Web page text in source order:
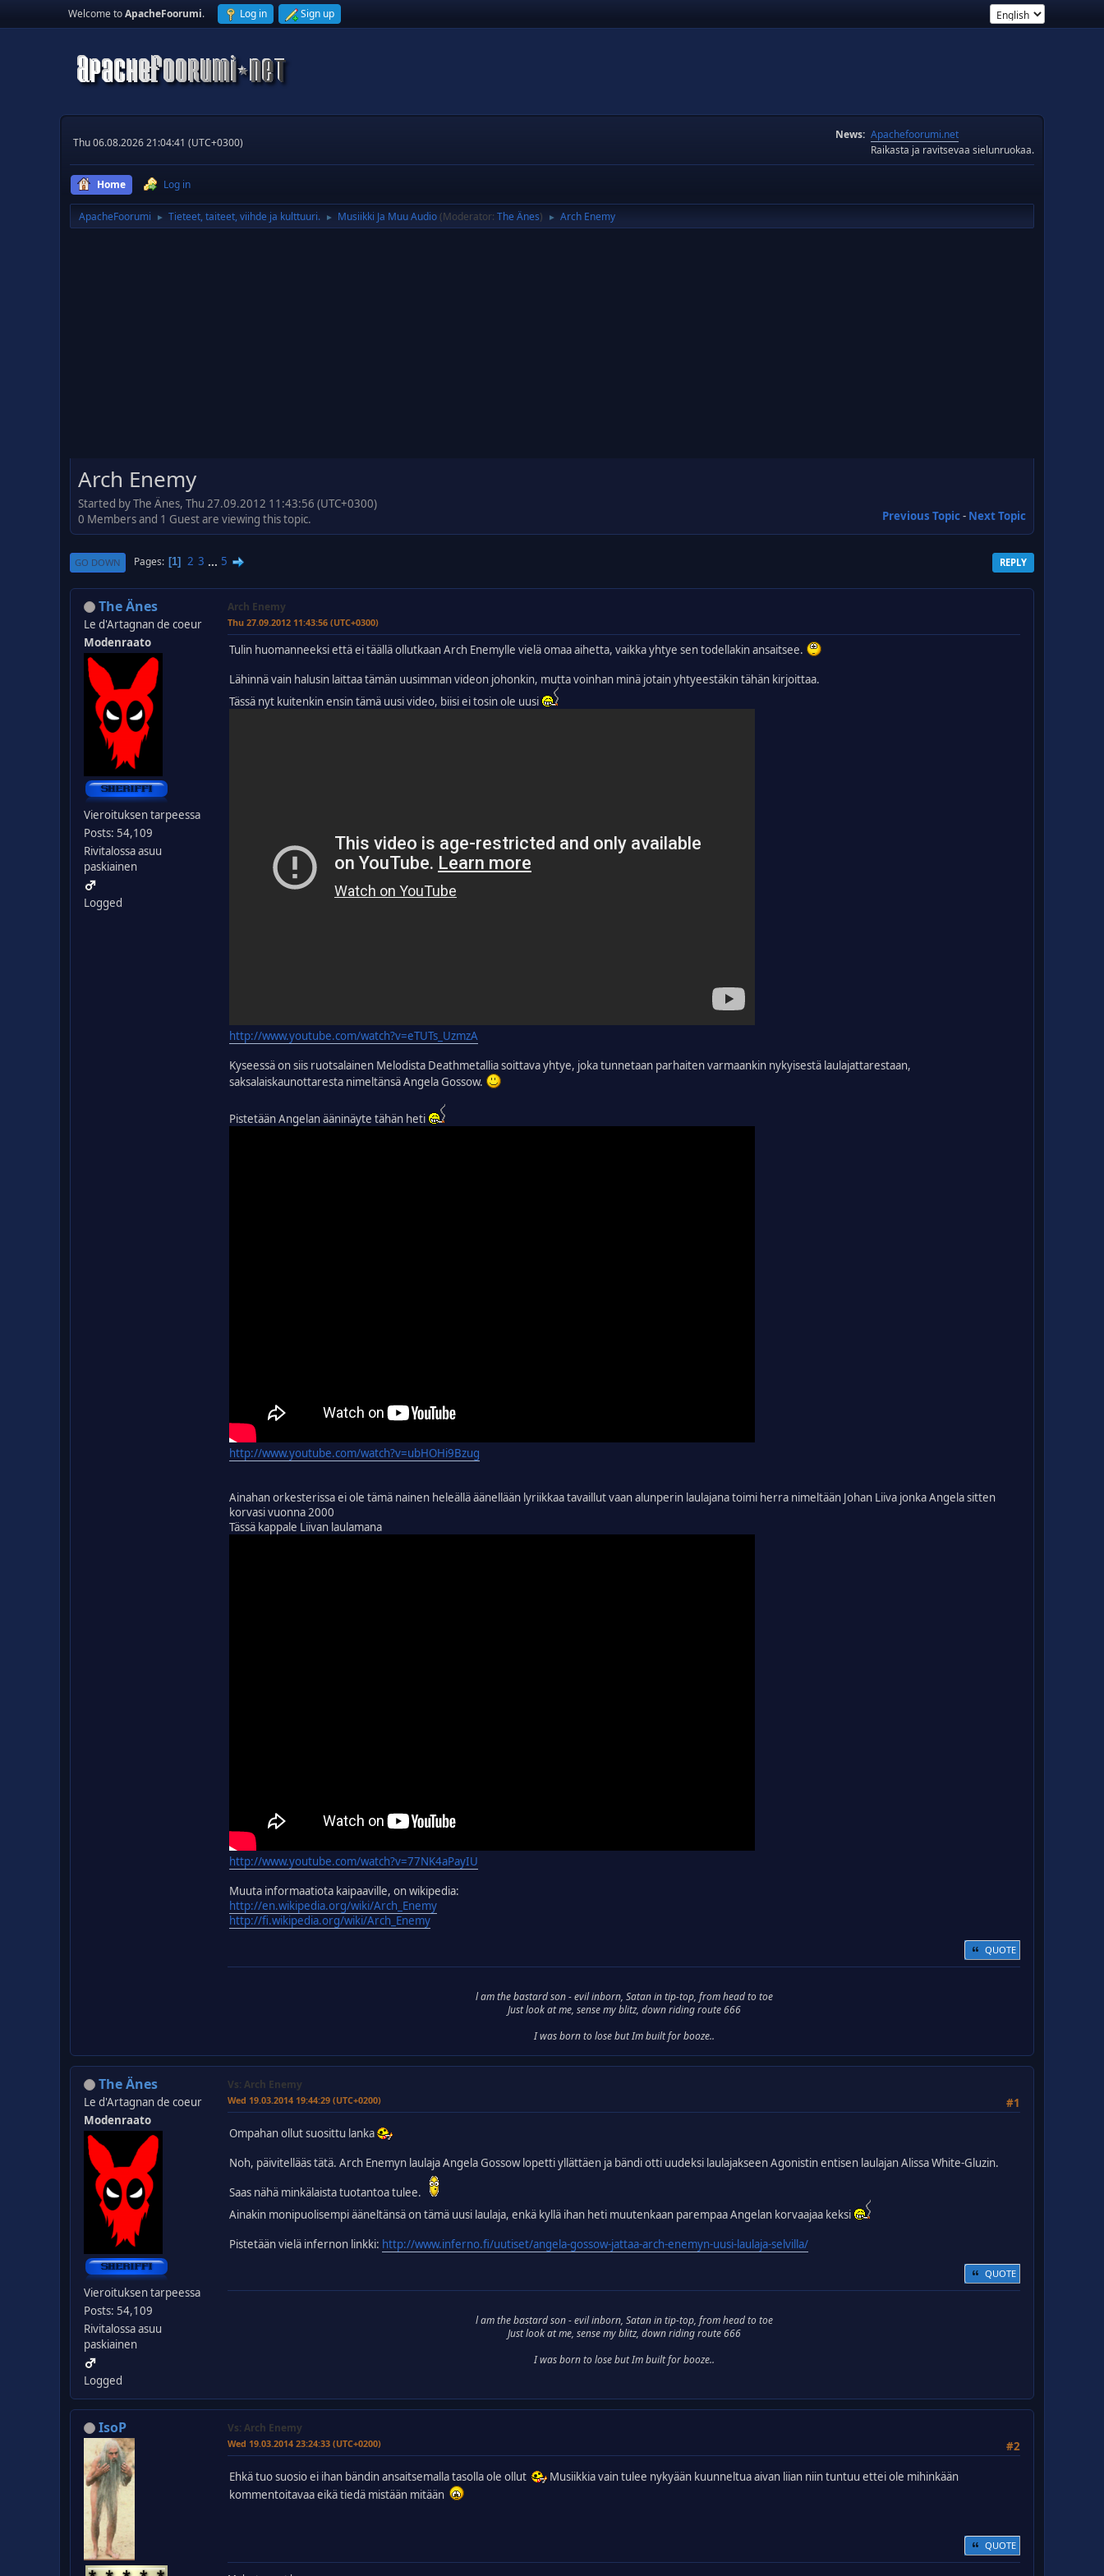
Welcome toApacheFoorumi. Log in Sign up
Thu 06.08.2026 21:04:41 (UTC+0300)
News: Apachefoorumi.net
Raikasta ja ravitsevaa sielunruokaa.
Home Log in
ApacheFoorumi ► Tieteet, taiteet, viihde ja kulttuuri. ► Musiikki Ja Muu Audio(Moderator: The Änes) ► Arch Enemy
Arch Enemy
Started by The Änes, Thu 27.09.2012 11:43:56 (UTC+0300)
Previous Topic- Next Topic
0 Members and 1 Guest are viewing this topic.
REPLY
GO DOWN Pages 1 2 3 ... 5
The Änes
Le d'Artagnan de coeur
Modenraato
Vieroituksen tarpeessa
Posts: 54,109
Rivitalossa asuu
paskiainen
Logged
Arch Enemy
Thu 27.09.2012 11:43:56 (UTC+0300)
Tulin huomanneeksi että ei täällä ollutkaan Arch Enemylle vielä omaa aihetta, vaikka yhtye sen todellakin ansaitsee.
Lähinnä vain halusin laittaa tämän uusimman videon johonkin, mutta voinhan minä jotain yhtyeestäkin tähän kirjoittaa.
Tässä nyt kuitenkin ensin tämä uusi video, biisi ei tosin ole uusi
http://www.youtube.com/watch?v=eTUTs_UzmzA
Kyseessä on siis ruotsalainen Melodista Deathmetallia soittava yhtye, joka tunnetaan parhaiten varmaankin nykyisestä laulajattarestaan,
saksalaiskaunottaresta nimeltänsä Angela Gossow.
Pistetään Angelan ääninäyte tähän heti
http://www.youtube.com/watch?v=ubHOHi9Bzug
Ainahan orkesterissa ei ole tämä nainen heleällä äänellään lyriikkaa tavaillut vaan alunperin laulajana toimi herra nimeltään Johan Liiva jonka Angela sitten
korvasi vuonna 2000
Tässä kappale Liivan laulamana
http://www.youtube.com/watch?v=77NK4aPayIU
Muuta informaatiota kaipaaville, on wikipedia:
http://en.wikipedia.org/wiki/Arch_Enemy
http://fi.wikipedia.org/wiki/Arch_Enemy
QUOTE
l am the bastard son - evil inborn, Satan in tip-top, from head to toe
Just look at me, sense my blitz, down riding route 666
I was born to lose but Im built for booze..
The Änes
Le d'Artagnan de coeur
Modenraato
Vieroituksen tarpeessa
Posts: 54,109
Rivitalossa asuu
paskiainen
Logged
Vs: Arch Enemy
#1
Wed 19.03.2014 19:44:29 (UTC+0200)
Ompahan ollut suosittu lanka
Noh, päivitellääs tätä. Arch Enemyn laulaja Angela Gossow lopetti yllättäen ja bändi otti uudeksi laulajakseen Agonistin entisen laulajan Alissa White-Gluzin.
Saas nähä minkälaista tuotantoa tulee.
Ainakin monipuolisempi ääneltänsä on tämä uusi laulaja, enkä kyllä ihan heti muutenkaan parempaa Angelan korvaajaa keksi
Pistetään vielä infernon linkki: http://www.inferno.fi/uutiset/angela-gossow-jattaa-arch-enemyn-uusi-laulaja-selvilla/
QUOTE
l am the bastard son - evil inborn, Satan in tip-top, from head to toe
Just look at me, sense my blitz, down riding route 666
I was born to lose but Im built for booze..
IsoP Vs: Arch Enemy
#2
Wed 19.03.2014 23:24:33 (UTC+0200)
Ehkä tuo suosio ei ihan bändin ansaitsemalla tasolla ole ollut
Musiikkia vain tulee nykyään kuunneltua aivan liian niin tuntuu ettei ole mihinkään
kommentoitavaa eikä tiedä mistään mitään
QUOTE